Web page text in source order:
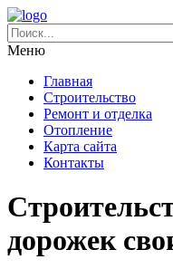
Меню
Главная
Строительство
Ремонт и отделка
Отопление
Карта сайта
Контакты
дорожек